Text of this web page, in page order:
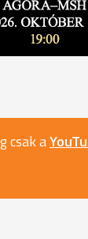
csak a